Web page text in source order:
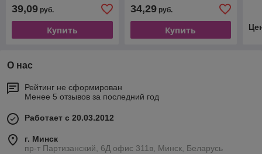
односторонняя
39,09 руб.
Купить
односторонняя
34,29руб.
Купить
О нас
Рейтинг не сформирован
Менее 5 отзывов за последний год
Работает с 20.03.2012
г. Минск
пр-т Партизанский, 6Д офис 311в, Минск, Беларусь